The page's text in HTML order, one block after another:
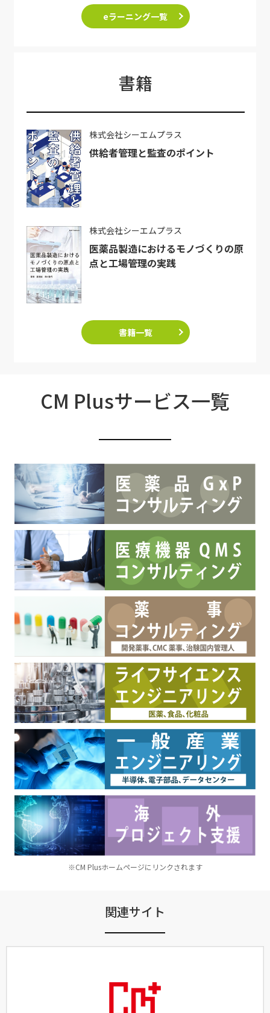
eラーニング一覧
書籍
株式会社シーエムプラス
供給者管理と監査のポイント
株式会社シーエムプラス
医薬品製造におけるモノづくりの原
点と工場管理の実践
書籍一覧
CM Plusサービス一覧
※CM Plusホームページにリンクされます
関連サイト